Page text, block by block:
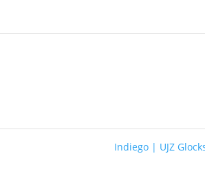
Indiego | UJZ